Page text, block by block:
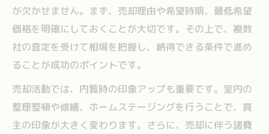
が欠かせません。まず、売却理由や希望時期、最低希望
価格を明確にしておくことが大切です。その上で、複数
社の査定を受けて相場を把握し、納得できる条件で進め
ることが成功のポイントです。
売却活動では、内覧時の印象アップも重要です。室内の
整理整頓や修繕、ホームステージングを行うことで、買
主の印象が大きく変わります。さらに、売却に伴う諸費